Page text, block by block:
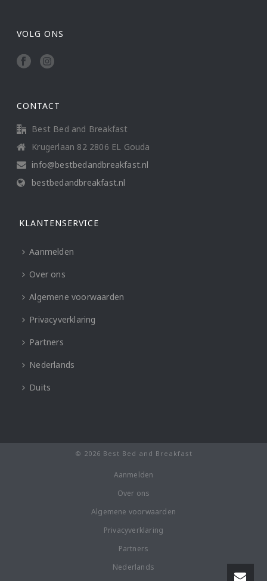
VOLG ONS
CONTACT
Best Bed and Breakfast
Krugerlaan 82 2806 EL Gouda
info@bestbedandbreakfast.nl
bestbedandbreakfast.nl
KLANTENSERVICE
Aanmelden
Over ons
Algemene voorwaarden
Privacyverklaring
Partners
Nederlands
Duits
© 2026 Best Bed and Breakfast
Aanmelden
Over ons
Algemene voorwaarden
Privacyverklaring
Partners
Nederlands